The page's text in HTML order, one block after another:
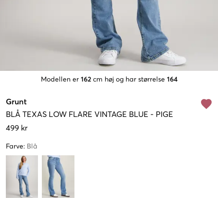
Modellen er 162 cm høj og har størrelse 164
Grunt
BLÅ TEXAS LOW FLARE VINTAGE BLUE - PIGE
499 kr
Farve: Blå